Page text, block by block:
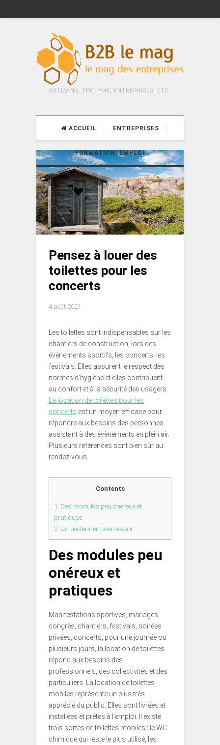
ARTISANS, TPE, PME, ENTREPRISES, ETC.
ACCUEIL ENTREPRISES
FORMATION, EMPLOI
Pensez à louer des
toilettes pour les
concerts
4 août 2021
Les toilettes sont indispensables sur les
chantiers de construction, lors des
évènements sportifs, les concerts, les
festivals. Elles assurent le respect des
normes d’hygiène et elles contribuent
au confort et à la sécurité des usagers.
La location de toilettes pour les
concerts est un moyen efficace pour
répondre aux besoins des personnes
assistant à des évènements en plein air.
Plusieurs références sont bien sûr au
rendez-vous.
Contents
1. Des modules peu onéreux et
pratiques
2. Un secteur en plein essor
Des modules peu
onéreux et
pratiques
Manifestations sportives, mariages,
congrès, chantiers, festivals, soirées
privées, concerts, pour une journée ou
plusieurs jours, la location de toilettes
répond aux besoins des
professionnels, des collectivités et des
particuliers. La location de toilettes
mobiles représente un plus très
apprécié du public. Elles sont livrées et
installées et prêtes à l’emploi. Il existe
trois sortes de toilettes mobiles : le WC
chimique qui reste le plus utilisé, les